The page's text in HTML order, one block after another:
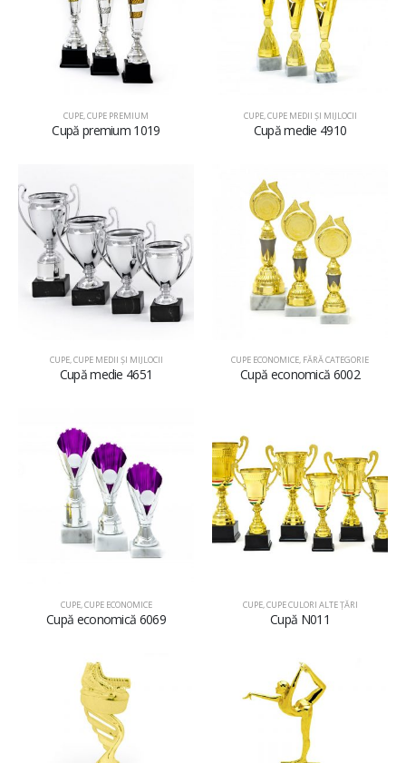
CUPE,CUPE PREMIUM
Cupă premium 1019
CUPE,CUPE MEDII ŞI MIJLOCII
Cupă medie 4910
CUPE,CUPE MEDII ŞI MIJLOCII
Cupă medie 4651
CUPE ECONOMICE, FĂRĂ CATEGORIE
Cupă economică 6002
CUPE,CUPE ECONOMICE
Cupă economică 6069
CUPE,CUPE CULORI ALTE ȚĂRI
Cupă N011